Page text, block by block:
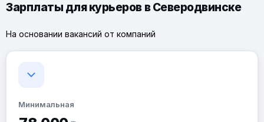
Зарплаты для курьеров в Северодвинске
На основании вакансий от компаний
Минимальная